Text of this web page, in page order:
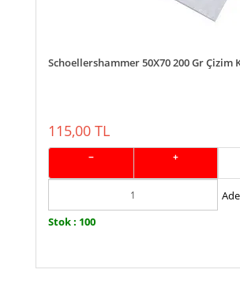
Schoellershammer 50X70 200 Gr Çizim
115,00 TL
− +
Stok : 100